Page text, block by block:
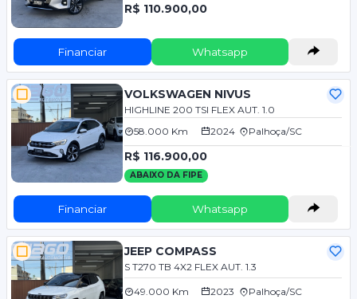
R$ 110.900,00
Financiar Whatsapp
VOLKSWAGEN NIVUS
HIGHLINE 200 TSI FLEX AUT. 1.0
58.000 Km
2024 Palhoça/SC
R$ 116.900,00
ABAIXO DA FIPE
Financiar Whatsapp
JEEP COMPASS
S T270 TB 4X2 FLEX AUT. 1.3
49.000 Km 2023 Palhoça/SC